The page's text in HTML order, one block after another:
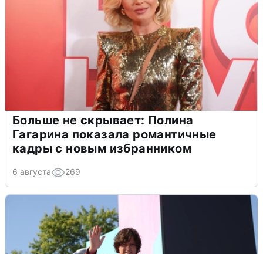
Больше не скрывает: Полина
Гагарина показала романтичные
кадры с новым избранником
6 августа 269